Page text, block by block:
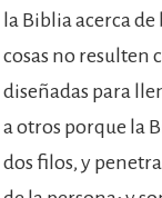
la Biblia acerca de
cosas no resulten
diseñadas para
a otros porque la
dos filos, y